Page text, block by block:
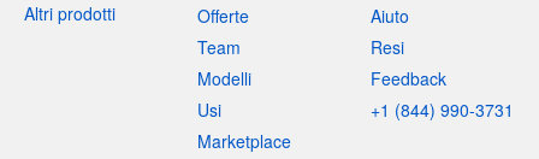
Altri prodotti
Offerte
Team
Modelli
Usi
Marketplace
Aiuto
Resi
Feedback
+1 (844) 990-3731